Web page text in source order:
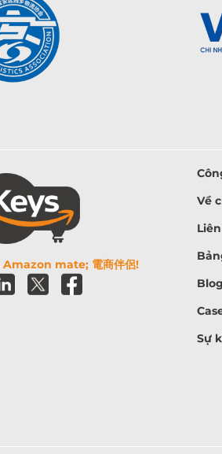
mate; 電商伴侶!
Về
Sự